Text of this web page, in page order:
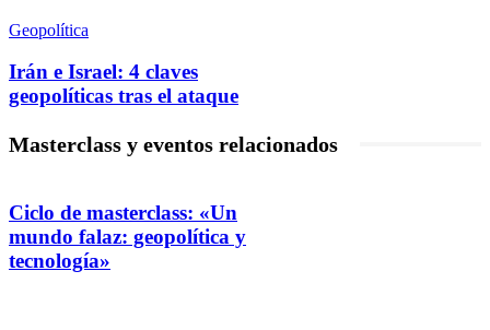
Geopolítica
Irán e Israel: 4 claves
geopolíticas tras el ataque
Masterclass y eventos relacionados
Ciclo de masterclass: «Un
mundo falaz: geopolítica y
tecnología»